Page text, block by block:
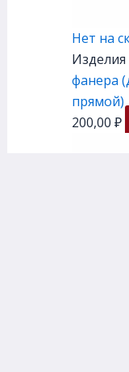
Нет на
фанера
прямой)
200,00 ₽